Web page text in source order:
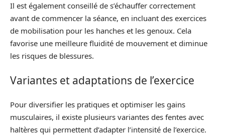
Il est également conseillé de s’échauffer correctement
avant de commencer la séance, en incluant des exercices
de mobilisation pour les hanches et les genoux. Cela
favorise une meilleure fluidité de mouvement et diminue
les risques de blessures.
Variantes et adaptations de l’exercice
Pour diversifier les pratiques et optimiser les gains
musculaires, il existe plusieurs variantes des fentes avec
haltères qui permettent d’adapter l’intensité de l’exercice.